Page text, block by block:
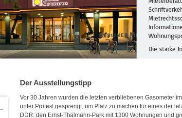
Die starke
Der Ausstellungstipp
Vor 30 Jahren wurden die letzten verbliebenen Gasometer
unter Protest gesprengt, um Platz zu machen für eines der
DDR: den Ernst-Thälmann-Park mit 1300 Wohnungen und